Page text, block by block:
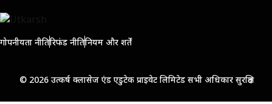
गोपनीयता नीतिरिफंड नीतिनियम और शर्तें
© 2026 उत्कर्ष क्लासेज एंड एडुटेक प्राइवेट लिमिटेड सभी अधिकार सुरक्षित